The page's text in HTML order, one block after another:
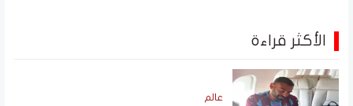
الأكثر قراءة
عالم